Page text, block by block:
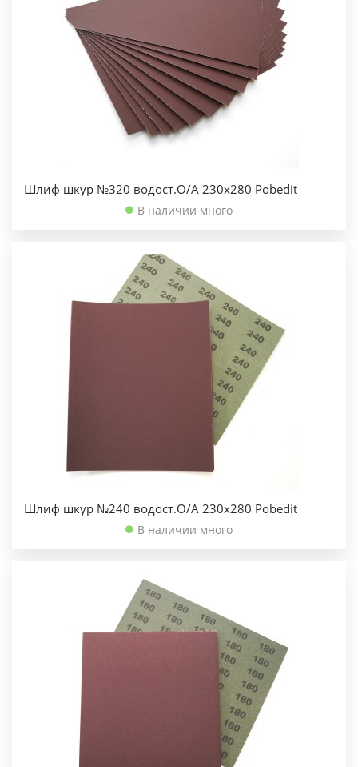
Шлиф шкур №320 водост.О/А 230х280 Pobedit
В наличии много
Шлиф шкур №240 водост.О/А 230х280 Pobedit
В наличии много